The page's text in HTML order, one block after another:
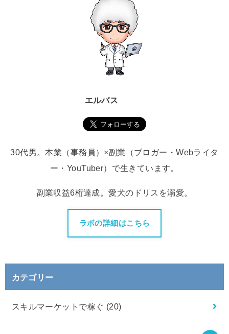
エルバス
30代男。本業（事務員）×副業（ブロガー・Webライタ
ー・YouTuber）で生きています。
副業収益6桁達成。愛犬のドリスを溺愛。
ラボの詳細はこちら
カテゴリー
スキルマーケットで稼ぐ (20)